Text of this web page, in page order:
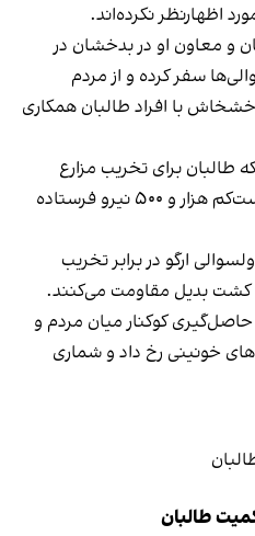
اظهارنظر نکرده‌اند.
و معاون او در بدخشان در
سفر کرده و از مردم
با افراد طالبان همکاری
طالبان برای تخریب مزارع
خشخاش در ولسوالی کشم دست‌کم هزار و ۵۰۰ نیرو فرستاده
ارگو در برابر تخریب
بدیل مقاومت می‌کنند.
کوکنار میان مردم و
خونینی رخ داد و شماری
طالبان